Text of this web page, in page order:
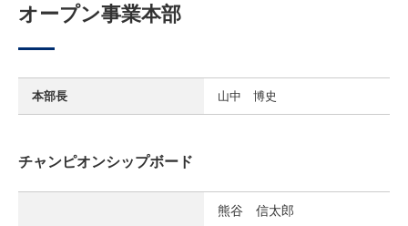
オープン事業本部
本部長 山中 博史
チャンピオンシップボード
熊谷 信太郎